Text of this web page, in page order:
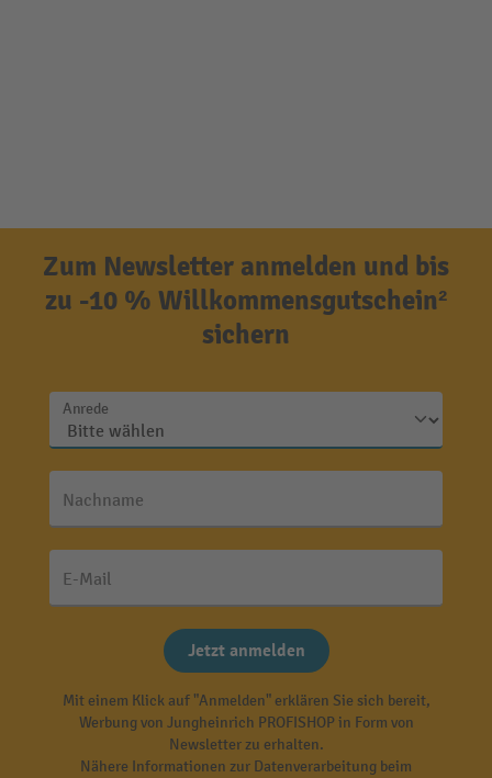
Zum Newsletter anmelden und bis
zu -10 % Willkommensgutschein²
sichern
Anrede
Nachname
E-Mail
Jetzt anmelden
Mit einem Klick auf "Anmelden" erklären Sie sich bereit,
Werbung von Jungheinrich PROFISHOP in Form von
Newsletter zu erhalten.
Nähere Informationen zur Datenverarbeitung beim